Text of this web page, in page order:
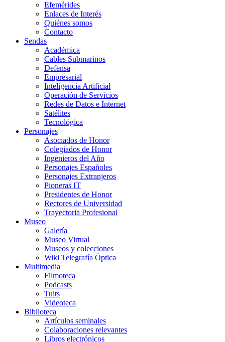
Efemérides
Enlaces de Interés
Quiénes somos
Contacto
Sendas
Académica
Cables Submarinos
Defensa
Empresarial
Inteligencia Artificial
Operación de Servicios
Redes de Datos e Internet
Satélites
Tecnológica
Personajes
Asociados de Honor
Colegiados de Honor
Ingenieros del Año
Personajes Españoles
Personajes Extranjeros
Pioneras IT
Presidentes de Honor
Rectores de Universidad
Trayectoria Profesional
Museo
Galería
Museo Virtual
Museos y colecciones
Wiki Telegrafía Óptica
Multimedia
Filmoteca
Podcasts
Tuits
Videoteca
Biblioteca
Artículos seminales
Colaboraciones relevantes
Libros electrónicos